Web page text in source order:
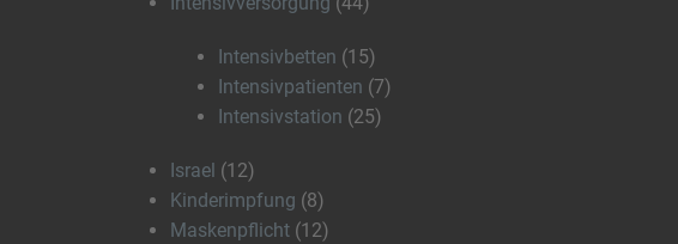
Intensivbetten (15)
Intensivpatienten (7)
Intensivstation (25)
Israel (12)
Kinderimpfung (8)
Maskenpflicht (12)